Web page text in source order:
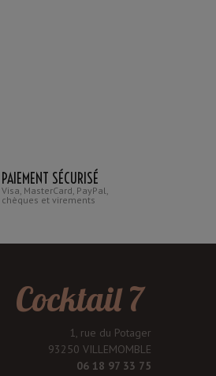
PAIEMENT SÉCURISÉ
Visa, MasterCard, PayPal,
chèques et virements
Cocktail 7
1, rue du Potager
93250 VILLEMOMBLE
06 18 97 33 75